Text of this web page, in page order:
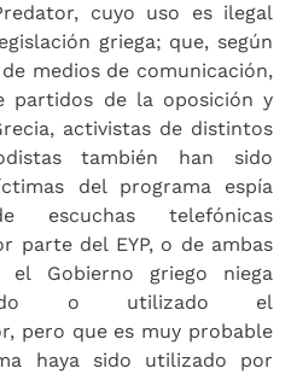
cuyo uso es ilegal
griega; que, según
medios de comunicación,
partidos de la oposición y
activistas de distintos
también han sido
del programa espía
escuchas telefónicas
parte del EYP, o de ambas
el Gobierno griego niega
o utilizado el
pero que es muy probable
haya sido utilizado por